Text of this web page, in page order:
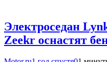
Электроседан
Zeekr оснастят